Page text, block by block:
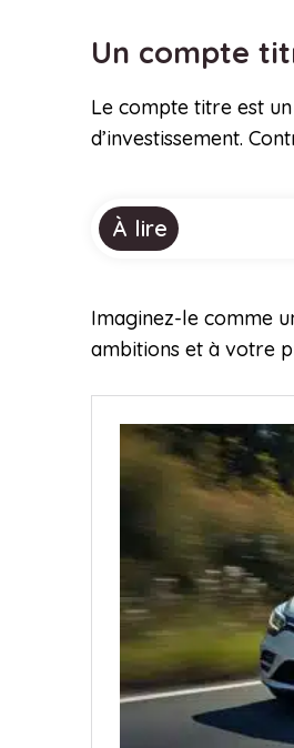
Un compte
Le compte titre est
d’investissement.
À lire
Imaginez-le comme
ambitions et à votre